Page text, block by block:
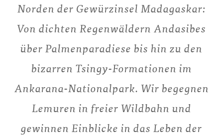
Norden der Gewürzinsel Madagaskar:
Von dichten Regenwäldern Andasibes
über Palmenparadiese bis hin zu den
bizarren Tsingy-Formationen im
Ankarana-Nationalpark. Wir begegnen
Lemuren in freier Wildbahn und
gewinnen Einblicke in das Leben der